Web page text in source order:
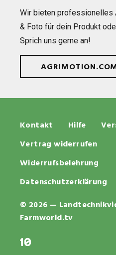
Wir bie­ten pro­fes­sio­nel­les
& Foto für dein Pro­dukt
Sprich uns gerne an!
© 2026 —
Farmworld.tv
Kontakt Hilfe
Vertrag widerrufen
Widerrufsbelehrung
Datenschutzerklärung